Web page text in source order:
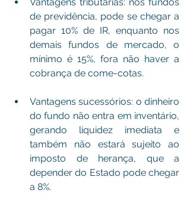
de previdência, pode se chegar a
pagar 10% de IR, enquanto nos
demais fundos de mercado, o
mínimo é 15%, fora não haver a
cobrança de come-cotas.
Vantagens sucessórios: o dinheiro
do fundo não entra em inventário,
gerando liquidez imediata e
também não estará sujeito ao
imposto de herança, que a
depender do Estado pode chegar
a 8%.